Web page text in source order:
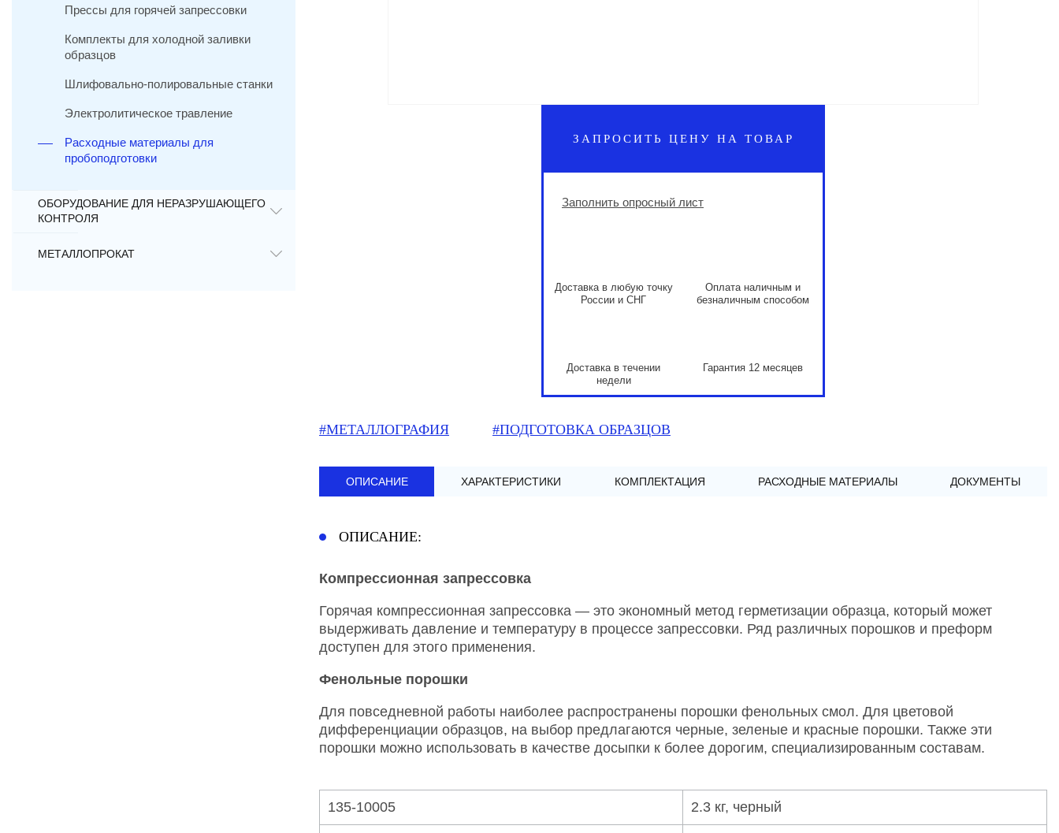
ЗАПРОСИТЬ ЦЕНУ НА ТОВАР
Заполнить опросный лист
Доставка в любую точку
России и СНГ
Оплата наличным и
безналичным способом
Доставка в течении
недели
Гарантия 12 месяцев
#МЕТАЛЛОГРАФИЯ #ПОДГОТОВКА ОБРАЗЦОВ
ОПИСАНИЕ ХАРАКТЕРИСТИКИ КОМПЛЕКТАЦИЯ РАСХОДНЫЕ МАТЕРИАЛЫ ДОКУМЕНТЫ
ОПИСАНИЕ:
Компрессионная запрессовка
Горячая компрессионная запрессовка — это экономный метод герметизации образца, который может
выдерживать давление и температуру в процессе запрессовки. Ряд различных порошков и преформ
доступен для этого применения.
Фенольные порошки
Для повседневной работы наиболее распространены порошки фенольных смол. Для цветовой
дифференциации образцов, на выбор предлагаются черные, зеленые и красные порошки. Также эти
порошки можно использовать в качестве досыпки к более дорогим, специализированным составам.
135-10005 2.3 кг, черный
Прессы для горячей запрессовки
Комплекты для холодной заливки
образцов
Шлифовально-полировальные станки
Электролитическое травление
Расходные материалы для
пробоподготовки
ОБОРУДОВАНИЕ ДЛЯ НЕРАЗРУШАЮЩЕГО
КОНТРОЛЯ
МЕТАЛЛОПРОКАТ